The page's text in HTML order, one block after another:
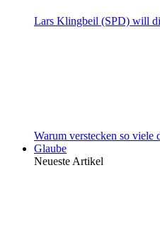
Lars Klingbeil (SPD) will
Warum verstecken so
Glaube
Neueste Artikel